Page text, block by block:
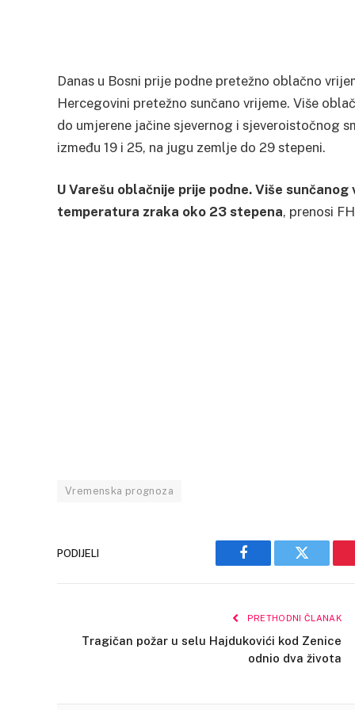
Danas u Bosni prije podne pretežno oblačno
Hercegovini pretežno sunčano vrijeme. Više
do umjerene jačine sjevernog i sjeveroistočnog
između 19 i 25, na jugu zemlje do 29 stepeni.
U Varešu oblačnije prije podne. Više
temperatura zraka oko 23 stepena, prenosi
Vremenska prognoza
PODIJELI
Facebook Twitter
PRETHODNI ČLANAK
Tragičan požar u selu Hajdukovići kod Zenice
odnio dva života